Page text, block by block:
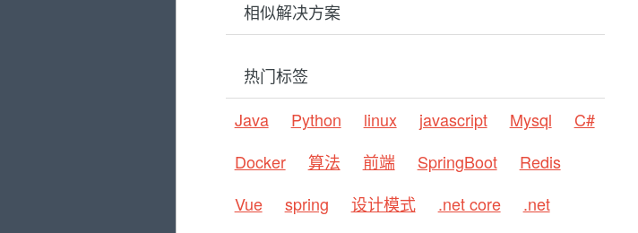
相似解决方案
热门标签
Java
Python linux javascript Mysql
C#
Docker
算法 前端 SpringBoot
Redis
Vue
spring 设计模式 .net core
.net